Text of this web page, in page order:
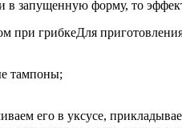
в запущенную форму, то
Для
тампоны;
его в уксусе,